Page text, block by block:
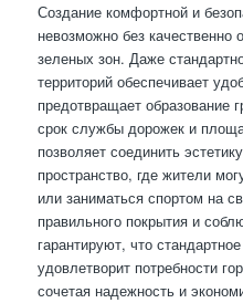
Создание комфортной и
невозможно без
зеленых зон. Даже
территорий обеспечивает
предотвращает образование
срок службы дорожек и
позволяет соединить
пространство, где жители
или заниматься спортом на
правильного покрытия и
гарантируют, что
удовлетворит потребности
сочетая надежность и